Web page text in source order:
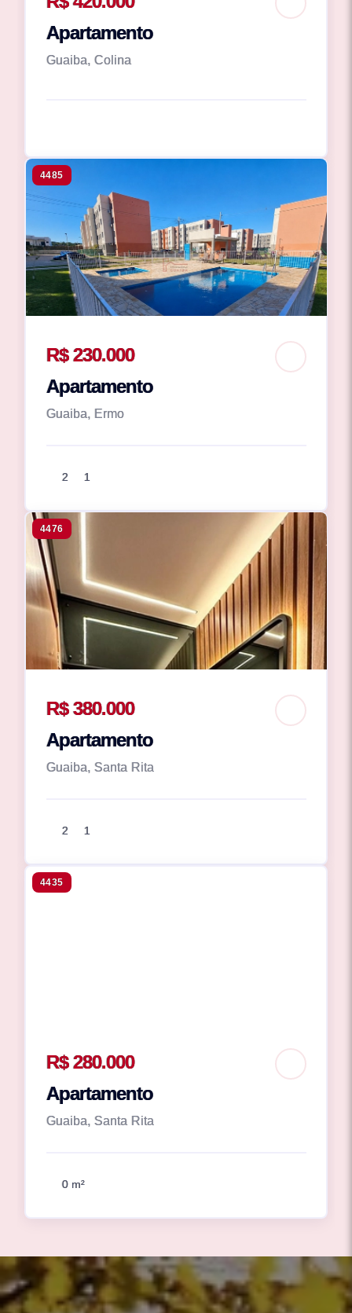
Apartamento
Guaiba, Colina
4485
R$ 230.000
Apartamento
Guaiba, Ermo
2 1
4476
R$ 380.000
Apartamento
Guaiba, Santa Rita
2 1
4435
R$ 280.000
Apartamento
Guaiba, Santa Rita
0 m²